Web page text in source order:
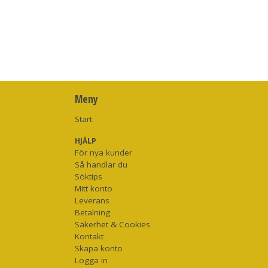
Meny
Start
HJÄLP
För nya kunder
Så handlar du
Söktips
Mitt konto
Leverans
Betalning
Säkerhet & Cookies
Kontakt
Skapa konto
Logga in